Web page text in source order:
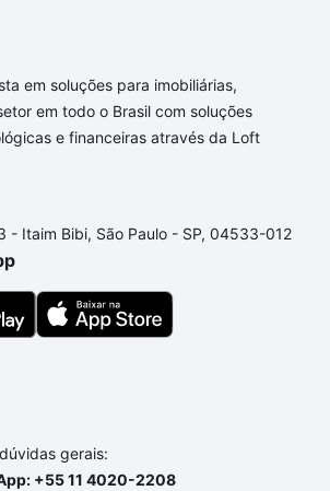
em soluções para imobiliárias,
em todo o Brasil com soluções
e financeiras através da Loft
- Itaim Bibi, São Paulo - SP, 04533-012
gerais:
+55 11 4020-2208